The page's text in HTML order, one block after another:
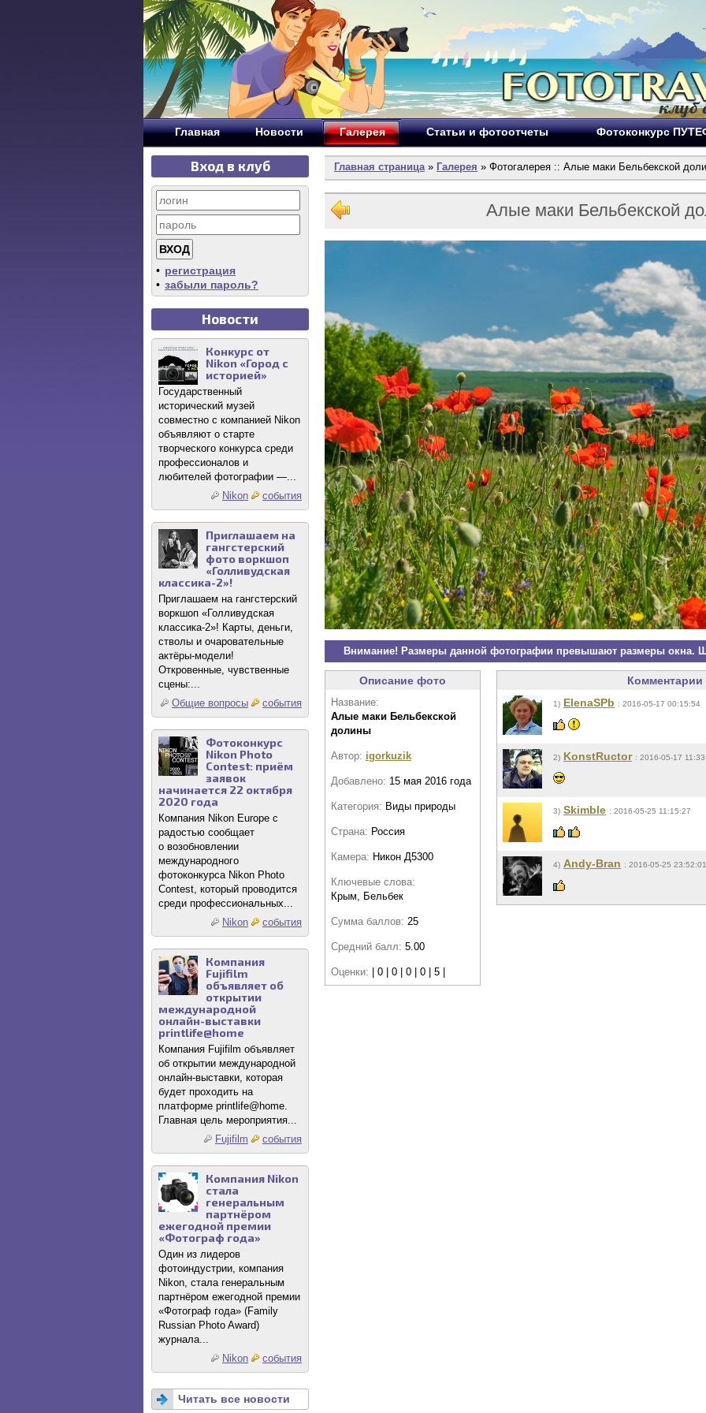
Главная Новости Галерея Статьи и фотоотчеты Фотоконкурс
Вход в клуб
• регистрация
• забыли пароль?
Новости
Конкурс от
Nikon «Город с
историей»
Государственный
исторический музей
совместно с компанией Nikon
объявляют о старте
творческого конкурса среди
профессионалов и
любителей фотографии —...
Nikon
события
Приглашаем на
гангстерский
фото воркшоп
«Голливудская
классика-2»!
Приглашаем на гангстерский
воркшоп «Голливудская
классика-2»! Карты, деньги,
стволы и очаровательные
актёры-модели!
Откровенные, чувственные
сцены:...
Общие вопросы
события
Фотоконкурс
Nikon Photo
Contest: приём
заявок
начинается 22 октября
2020 года
Компания Nikon Europe с
радостью сообщает
о возобновлении
международного
фотоконкурса Nikon Photo
Contest, который проводится
среди профессиональных...
Nikon
события
Компания
Fujifilm
объявляет об
открытии
международной
онлайн-выставки
printlife@home
Компания Fujifilm объявляет
об открытии международной
онлайн-выставки, которая
будет проходить на
платформе printlife@home.
Главная цель мероприятия...
Fujifilm
события
Компания Nikon
стала
генеральным
партнёром
ежегодной премии
«Фотограф года»
Один из лидеров
фотоиндустрии, компания
Nikon, стала генеральным
партнёром ежегодной премии
«Фотограф года» (Family
Russian Photo Award)
журнала...
Nikon
события
Читать все новости
Главная страница» Галерея » Фотогалерея :: Алые маки Бельбекской
Алые маки Бельбекской
Внимание! Размеры данной фотографии превышают размеры окна.
Описание фото
Название:
Алые маки Бельбекской
долины
Автор: igorkuzik
Добавлено: 15 мая 2016 года
Категория: Виды природы
Страна: Россия
Камера: Никон Д5300
Ключевые слова:
Крым, Бельбек
Сумма баллов: 25
Средний балл: 5.00
Оценки: | 0 | 0 | 0 | 0 | 5 |
Комментарии
1) ElenaSPb : 2016-05-17 00:15:54
2) KonstRuctor : 2016-05-17
3) Skimble : 2016-05-25 11:15:27
4) Andy-Bran : 2016-05-25 23:52:01